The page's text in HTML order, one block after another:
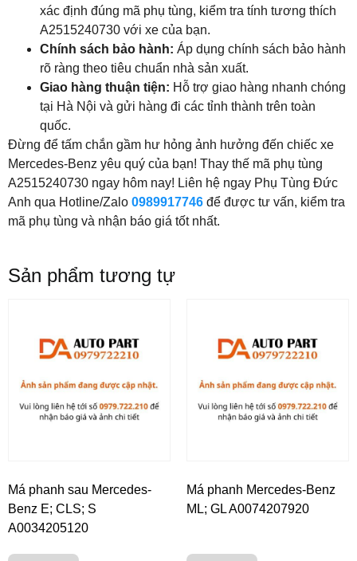
xác định đúng mã phụ tùng, kiểm tra tính tương thích
A2515240730 với xe của bạn.
Chính sách bảo hành: Áp dụng chính sách bảo hành
rõ ràng theo tiêu chuẩn nhà sản xuất.
Giao hàng thuận tiện: Hỗ trợ giao hàng nhanh chóng
tại Hà Nội và gửi hàng đi các tỉnh thành trên toàn
quốc.
Đừng để tấm chắn gầm hư hỏng ảnh hưởng đến chiếc xe
Mercedes-Benz yêu quý của bạn! Thay thế mã phụ tùng
A2515240730 ngay hôm nay! Liên hệ ngay Phụ Tùng Đức
Anh qua Hotline/Zalo 0989917746 để được tư vấn, kiểm tra
mã phụ tùng và nhận báo giá tốt nhất.
Sản phẩm tương tự
Má phanh sau Mercedes-
Benz E; CLS; S
A0034205120
Má phanh Mercedes-Benz
ML; GL A0074207920